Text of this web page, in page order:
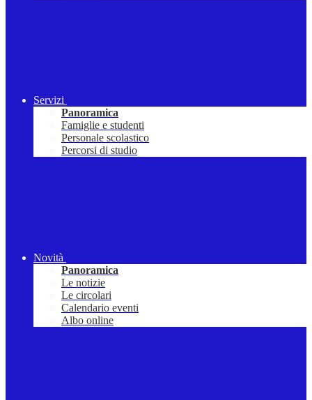
Servizi
Panoramica
Famiglie e studenti
Personale scolastico
Percorsi di studio
Novità
Panoramica
Le notizie
Le circolari
Calendario eventi
Albo online